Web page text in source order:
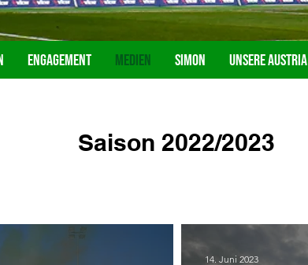
Engagement Medien Simon Unsere Austria
Saison 2022/2023
14. Juni 2023